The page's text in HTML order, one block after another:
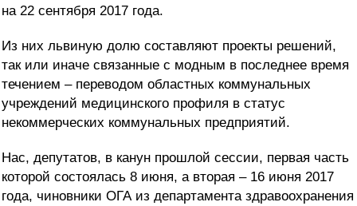
на 22 сентября 2017 года.
Из них львиную долю составляют проекты решений,
так или иначе связанные с модным в последнее время
течением – переводом областных коммунальных
учреждений медицинского профиля в статус
некоммерческих коммунальных предприятий.
Нас, депутатов, в канун прошлой сессии, первая часть
которой состоялась 8 июня, а вторая – 16 июня 2017
года, чиновники ОГА из департамента здравоохранения